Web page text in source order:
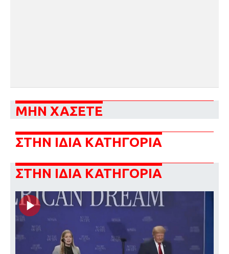
ΜΗΝ ΧΑΣΕΤΕ
ΣΤΗΝ ΙΔΙΑ ΚΑΤΗΓΟΡΙΑ
ΣΤΗΝ ΙΔΙΑ ΚΑΤΗΓΟΡΙΑ